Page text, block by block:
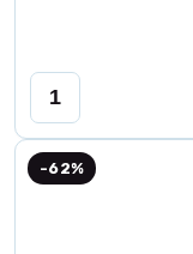
-62%